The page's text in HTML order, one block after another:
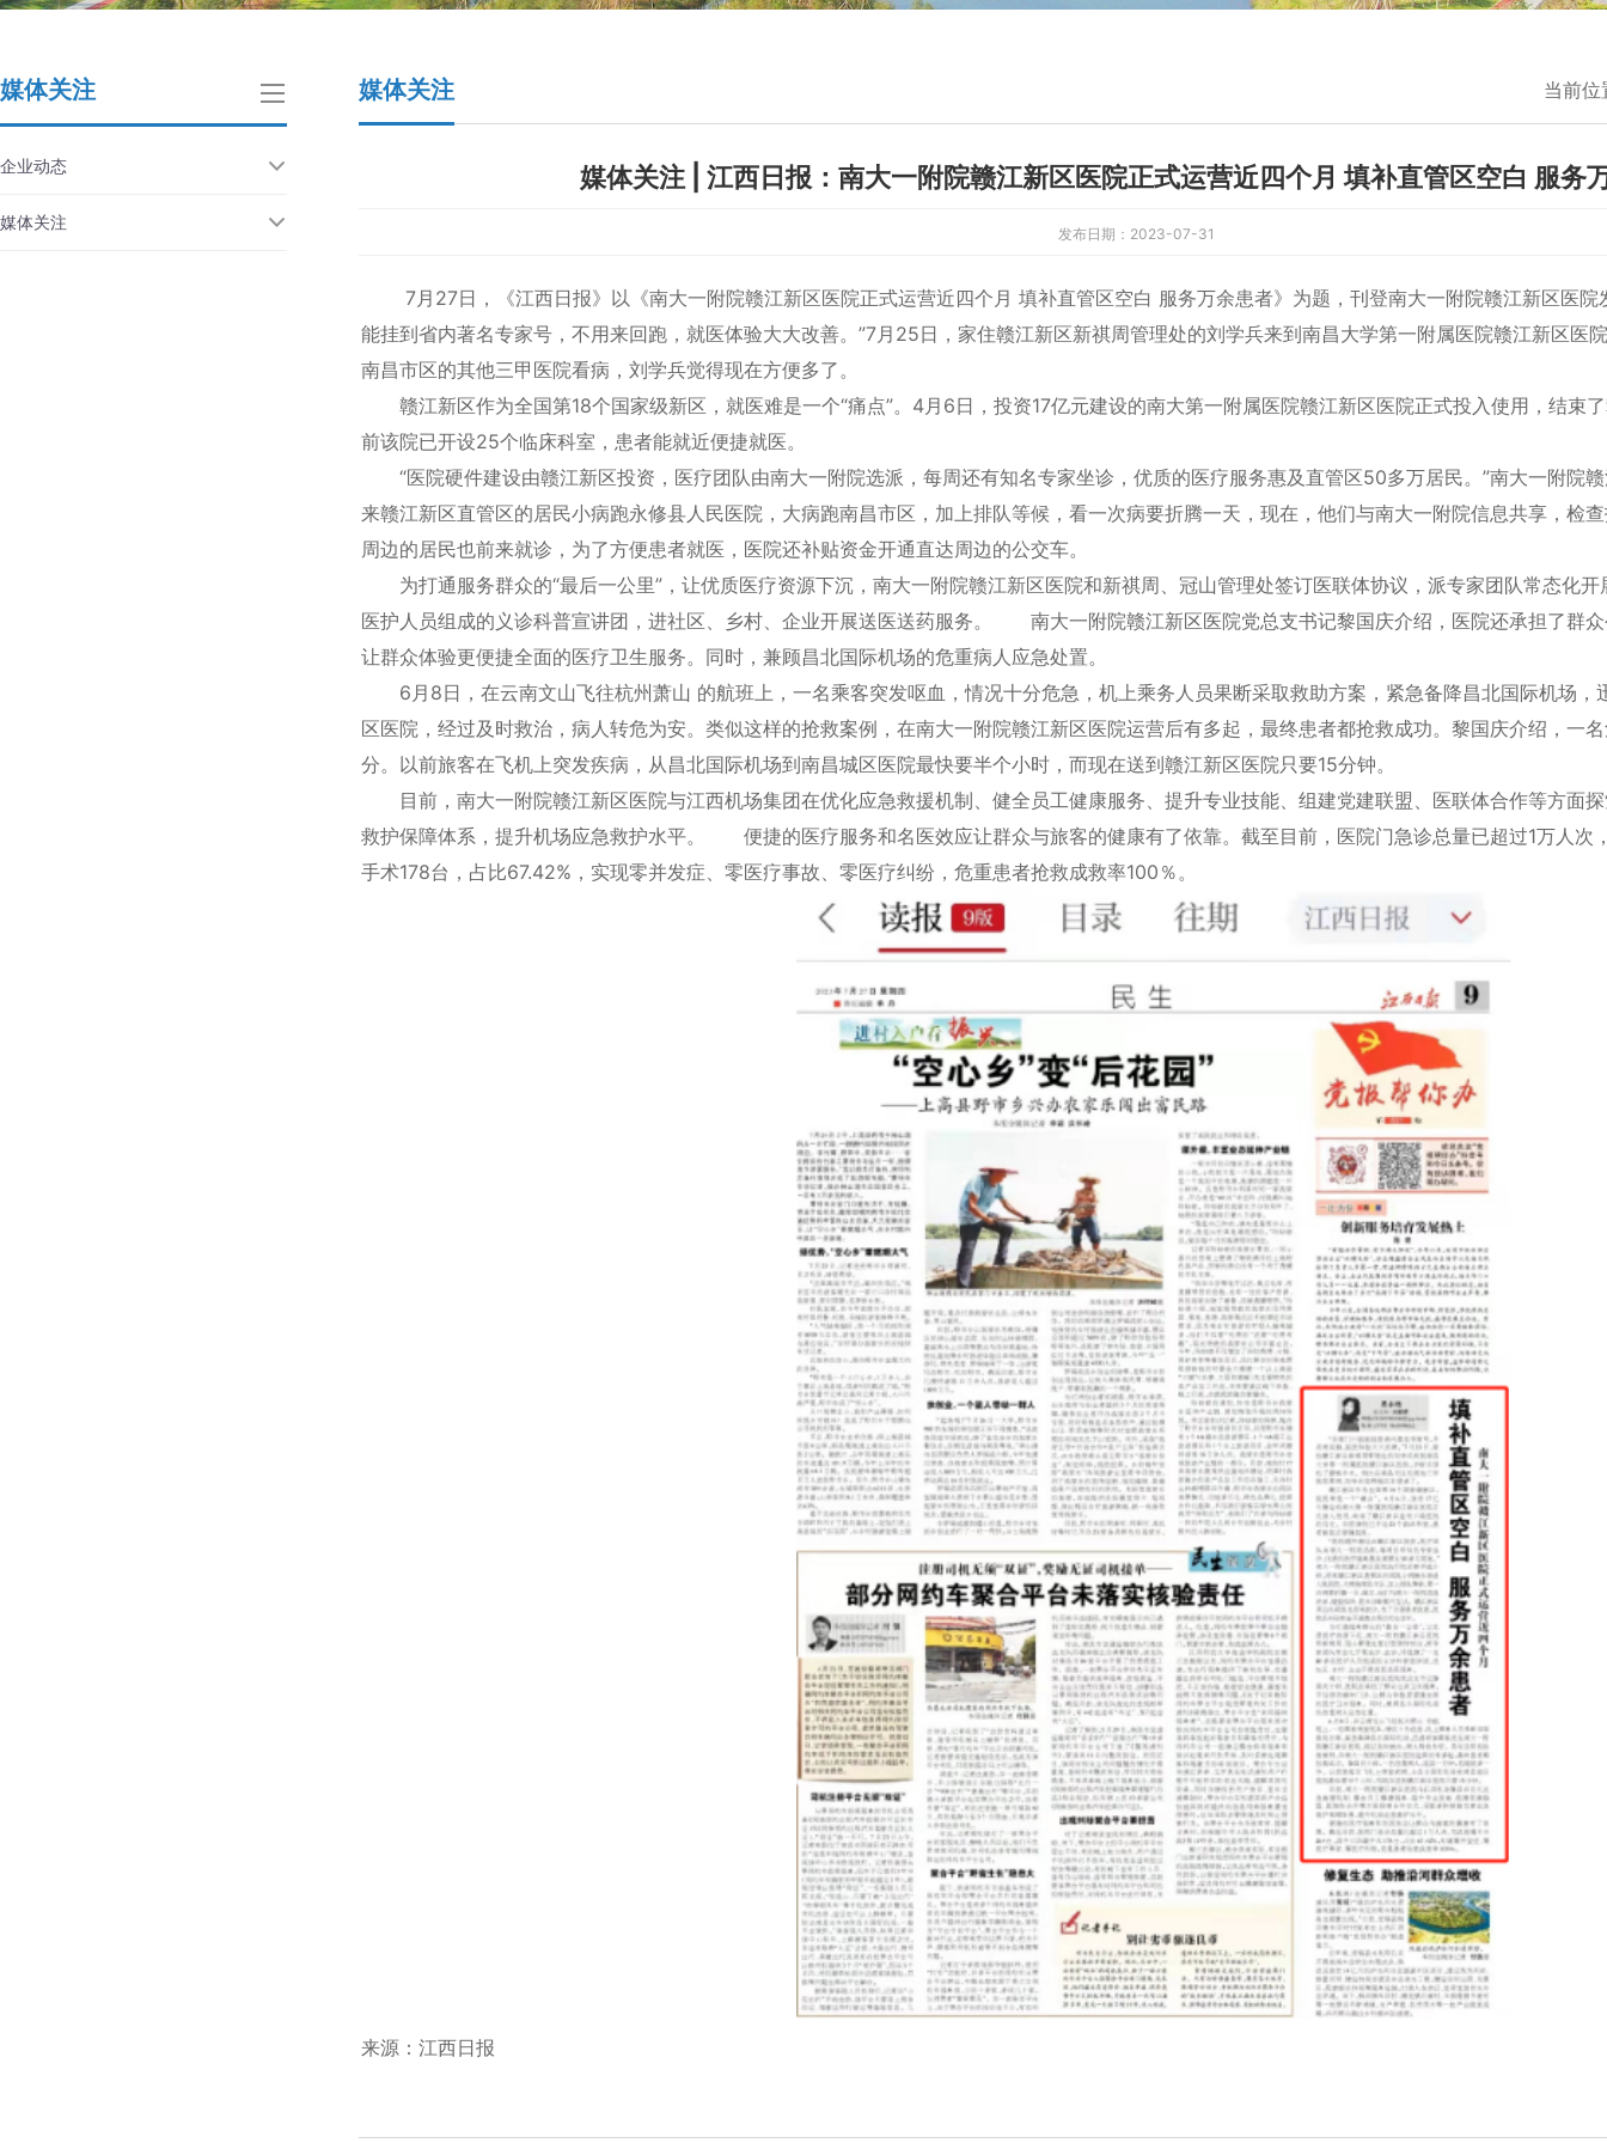
媒体关注
企业动态
媒体关注
当前
媒体关注
媒体关注 | 江西日报：南大一附院赣江新区医院正式运营近四个月 填补直管区空白 服务
发布日期：2023-07-31
7月27日，《江西日报》以《南大一附院赣江新区医院正式运营近四个月 填补直管区空白 服务万余患者》为题，刊登南大一附院赣江新区医院
能挂到省内著名专家号，不用来回跑，就医体验大大改善。”7月25日，家住赣江新区新祺周管理处的刘学兵来到南昌大学第一附属医院赣江新区医
南昌市区的其他三甲医院看病，刘学兵觉得现在方便多了。
赣江新区作为全国第18个国家级新区，就医难是一个“痛点”。4月6日，投资17亿元建设的南大第一附属医院赣江新区医院正式投入使用，结束
前该院已开设25个临床科室，患者能就近便捷就医。
“医院硬件建设由赣江新区投资，医疗团队由南大一附院选派，每周还有知名专家坐诊，优质的医疗服务惠及直管区50多万居民。”南大一附院
来赣江新区直管区的居民小病跑永修县人民医院，大病跑南昌市区，加上排队等候，看一次病要折腾一天，现在，他们与南大一附院信息共享，检
周边的居民也前来就诊，为了方便患者就医，医院还补贴资金开通直达周边的公交车。
为打通服务群众的“最后一公里”，让优质医疗资源下沉，南大一附院赣江新区医院和新祺周、冠山管理处签订医联体协议，派专家团队常态化
医护人员组成的义诊科普宣讲团，进社区、乡村、企业开展送医送药服务。 南大一附院赣江新区医院党总支书记黎国庆介绍，医院还承担了群
让群众体验更便捷全面的医疗卫生服务。同时，兼顾昌北国际机场的危重病人应急处置。
6月8日，在云南文山飞往杭州萧山 的航班上，一名乘客突发呕血，情况十分危急，机上乘务人员果断采取救助方案，紧急备降昌北国际机场
区医院，经过及时救治，病人转危为安。类似这样的抢救案例，在南大一附院赣江新区医院运营后有多起，最终患者都抢救成功。黎国庆介绍，一
分。以前旅客在飞机上突发疾病，从昌北国际机场到南昌城区医院最快要半个小时，而现在送到赣江新区医院只要15分钟。
目前，南大一附院赣江新区医院与江西机场集团在优化应急救援机制、健全员工健康服务、提升专业技能、组建党建联盟、医联体合作等方面
救护保障体系，提升机场应急救护水平。 便捷的医疗服务和名医效应让群众与旅客的健康有了依靠。截至目前，医院门急诊总量已超过1万人次
手术178台，占比67.42%，实现零并发症、零医疗事故、零医疗纠纷，危重患者抢救成救率100％。
来源：江西日报